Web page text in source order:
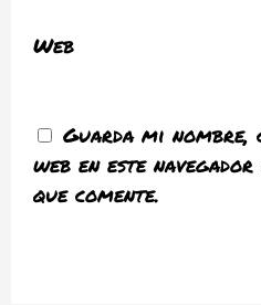
Web
Guarda mi
web en este
que comente.